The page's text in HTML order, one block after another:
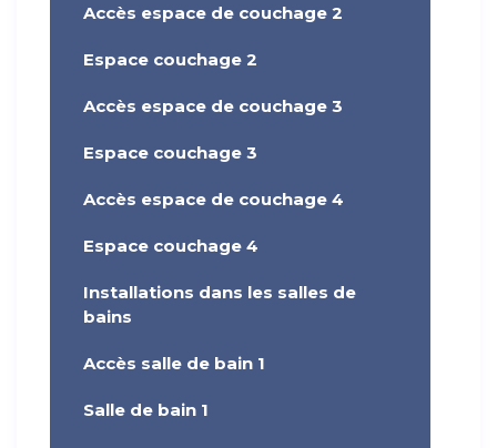
Accès espace de couchage 2
Espace couchage 2
Accès espace de couchage 3
Espace couchage 3
Accès espace de couchage 4
Espace couchage 4
Installations dans les salles de
bains
Accès salle de bain 1
Salle de bain 1